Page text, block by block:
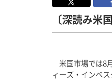
〔深読み米
米国市場では8
ィーズ・インベ